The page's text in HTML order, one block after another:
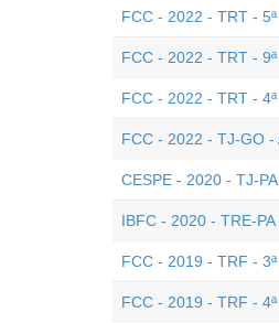
FCC - 2022 - TRT -
FCC - 2022 - TRT -
FCC - 2022 - TRT -
FCC - 2022 - TJ-GO
CESPE - 2020 - TJ-
IBFC - 2020 - TRE-
FCC - 2019 - TRF -
FCC - 2019 - TRF -